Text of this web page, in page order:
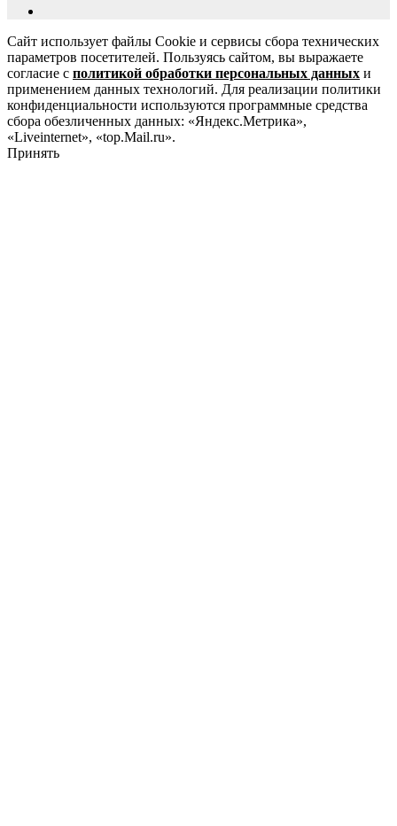
Сайт использует файлы Cookie и сервисы сбора технических
параметров посетителей. Пользуясь сайтом, вы выражаете
согласие с политикой обработки персональных данных и
применением данных технологий. Для реализации политики
конфиденциальности используются программные средства
сбора обезличенных данных: «Яндекс.Метрика»,
«Liveinternet», «top.Mail.ru».
Принять